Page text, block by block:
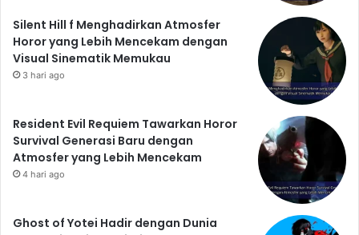
Silent Hill f Menghadirkan Atmosfer
Horor yang Lebih Mencekam dengan
Visual Sinematik Memukau
3 hari ago
Resident Evil Requiem Tawarkan Horor
Survival Generasi Baru dengan
Atmosfer yang Lebih Mencekam
4 hari ago
Ghost of Yotei Hadir dengan Dunia